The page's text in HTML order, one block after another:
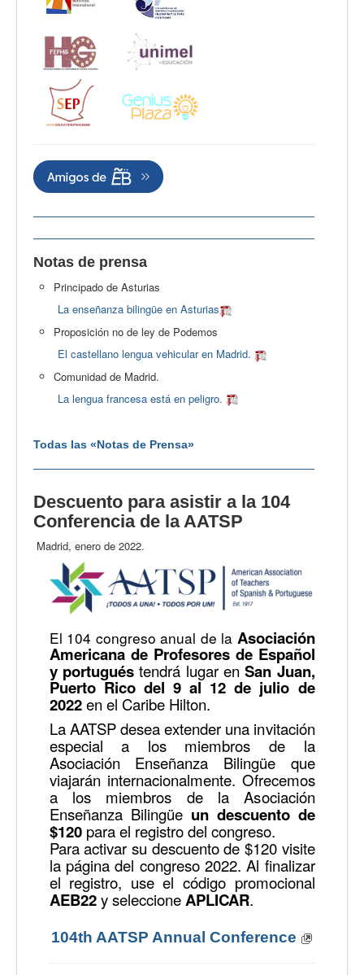
Notas de prensa
Principado de Asturias
La enseñanza bilingüe en Asturias
Proposición no de ley de Podemos
El castellano lengua vehicular en Madrid.
Comunidad de Madrid.
La lengua francesa está en peligro.
Todas las «Notas de Prensa»
Descuento para asistir a la 104
Conferencia de la AATSP
Madrid, enero de 2022.
El 104 congreso anual de la Asociación
Americana de Profesores de Español
y portuguéstendrá lugar enSan Juan,
Puerto Rico del 9 al 12 de julio de
2022en el Caribe Hilton.
La AATSP desea extender una invitación
especial a los miembros de la
Asociación Enseñanza Bilingüe que
viajarán internacionalmente. Ofrecemos
a los miembros de la Asociación
Enseñanza Bilingüe un descuento de
$120para el registro del congreso.
Para activar su descuento de $120 visite
la página del congreso 2022. Al finalizar
el registro, use el código promocional
AEB22y seleccioneAPLICAR.
104th AATSP Annual Conference